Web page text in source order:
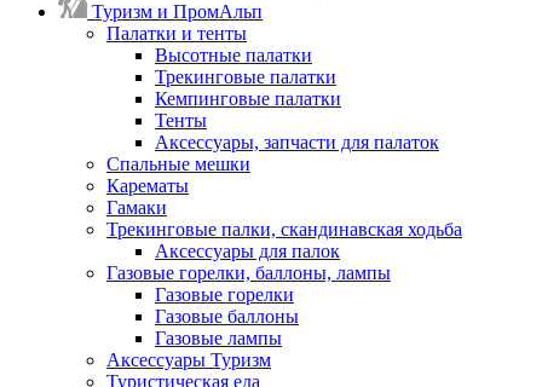
Туризм и ПромАльп
Палатки и тенты
Высотные палатки
Трекинговые палатки
Кемпинговые палатки
Тенты
Аксессуары, запчасти для палаток
Спальные мешки
Карематы
Гамаки
Трекинговые палки, скандинавская ходьба
Аксессуары для палок
Газовые горелки, баллоны, лампы
Газовые горелки
Газовые баллоны
Газовые лампы
Аксессуары Туризм
Туристическая еда